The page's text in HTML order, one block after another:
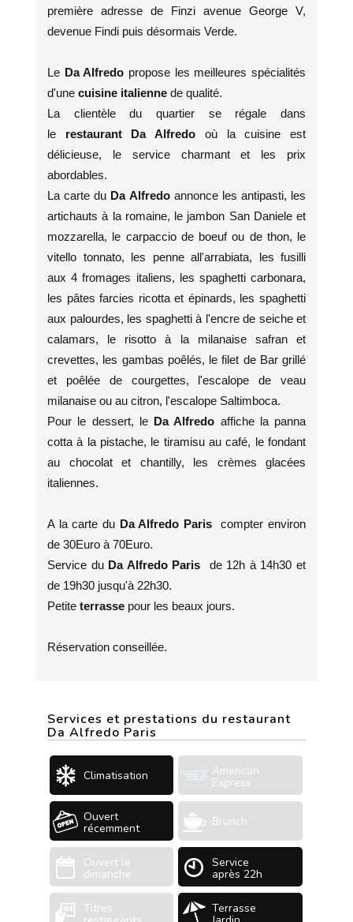
première adresse de Finzi avenue George V,
devenue Findi puis désormais Verde.
Le Da Alfredo propose les meilleures spécialités
d'une cuisine italienne de qualité.
La clientèle du quartier se régale dans
le restaurant Da Alfredo où la cuisine est
délicieuse, le service charmant et les prix
abordables.
La carte du Da Alfredo annonce les antipasti, les
artichauts à la romaine, le jambon San Daniele et
mozzarella, le carpaccio de boeuf ou de thon, le
vitello tonnato, les penne all'arrabiata, les fusilli
aux 4 fromages italiens, les spaghetti carbonara,
les pâtes farcies ricotta et épinards, les spaghetti
aux palourdes, les spaghetti à l'encre de seiche et
calamars, le risotto à la milanaise safran et
crevettes, les gambas poêlés, le filet de Bar grillé
et poêlée de courgettes, l'escalope de veau
milanaise ou au citron, l'escalope Saltimboca.
Pour le dessert, le Da Alfredo affiche la panna
cotta à la pistache, le tiramisu au café, le fondant
au chocolat et chantilly, les crèmes glacées
italiennes.
A la carte du Da Alfredo Paris
compter environ
de 30Euro à 70Euro.
Service du Da Alfredo Paris
de 12h à 14h30 et
de 19h30 jusqu'à 22h30.
Petite terrasse pour les beaux jours.
Réservation conseillée.
Services et prestations du restaurant
Da Alfredo Paris
Climatisation American
Express
Ouvert
récemment Brunch
Ouvert le
dimanche
Service
après 22h
Titres Terrasse